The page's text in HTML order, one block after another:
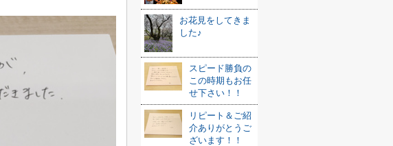
お花見をしてきま
した♪
スピード勝負の
この時期もお任
せ下さい！！
リピート＆ご紹
介ありがとうご
ざいます！！